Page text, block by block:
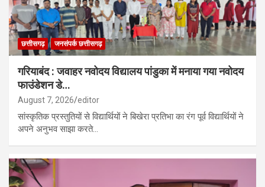
छत्तीसगढ़ जनसंपर्क छत्तीसगढ़
गरियाबंद : जवाहर नवोदय विद्यालय पांडुका में मनाया गया नवोदय
फाउंडेशन डे…
August 7, 2026 editor
सांस्कृतिक प्रस्तुतियों से विद्यार्थियों ने बिखेरा प्रतिभा का रंग पूर्व विद्यार्थियों ने
अपने अनुभव साझा करते…